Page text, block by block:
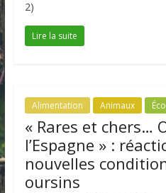
2)
Lire la suite
Alimentation Animaux
« Rares et chers…
l’Espagne » :
nouvelles
oursins